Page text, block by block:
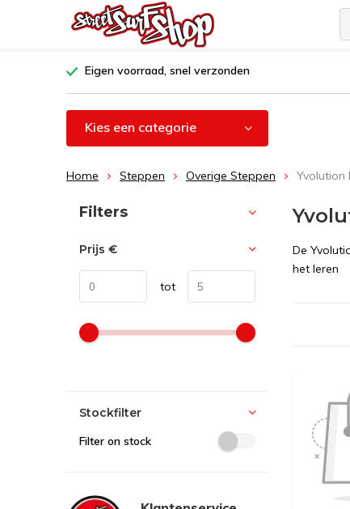
Eigen voorraad, snel verzonden
Kies een categorie
Home Steppen Overige Steppen Yvolution
De
het leren
Sorteren op:
Filters
Prijs €
tot
Stockfilter
Filter on stock